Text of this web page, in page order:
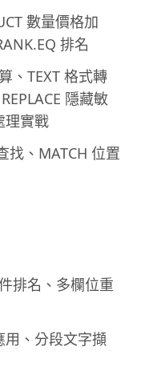
數量價格加
排名
、TEXT 格式轉
隱藏敏
理實戰
找、MATCH 位置
排名、多欄位重
、分段文字擷